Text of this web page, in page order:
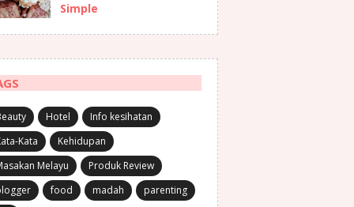
Simple
Hotel
Info kesihatan
Kata
Kehidupan
Melayu
Produk Review
food madah
parenting